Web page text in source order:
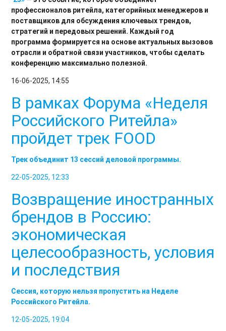
профессионалов ритейла, категорийных менеджеров и
поставщиков для обсуждения ключевых трендов,
стратегий и передовых решений. Каждый год
программа формируется на основе актуальных вызовов
отрасли и обратной связи участников, чтобы сделать
конференцию максимально полезной.
16-06-2025, 14:55
В рамках Форума «Неделя
Российского Ритейла»
пройдет трек FOOD
Трек объединит 13 сессий деловой программы.
22-05-2025, 12:33
Возвращение иностранных
брендов в Россию:
экономическая
целесообразность, условия
и последствия
Сессия, которую нельзя пропустить на Неделе
Российского Ритейла.
12-05-2025, 19:04